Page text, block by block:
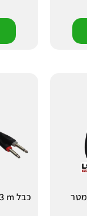
כבל 2xPL6.3 m אורך 6 מטר